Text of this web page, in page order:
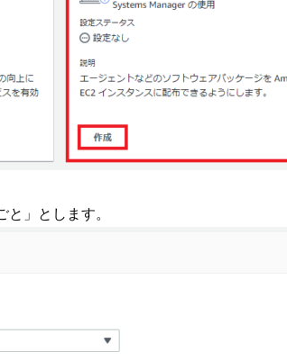
」とします。